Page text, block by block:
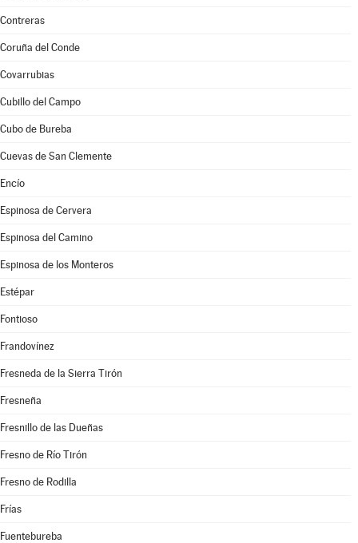
Contreras
Coruña del Conde
Covarrubias
Cubillo del Campo
Cubo de Bureba
Cuevas de San Clemente
Encío
Espinosa de Cervera
Espinosa del Camino
Espinosa de los Monteros
Estépar
Fontioso
Frandovínez
Fresneda de la Sierra Tirón
Fresneña
Fresnillo de las Dueñas
Fresno de Río Tirón
Fresno de Rodilla
Frías
Fuentebureba